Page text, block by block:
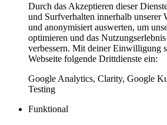
Durch das Akzeptieren dieser
und Surfverhalten innerhalb unserer
und anonymisiert auswerten, um
optimieren und das
verbessern. Mit deiner Einwilligung
Webseite folgende Drittdienste ein:
Google Analytics, Clarity, Google
Testing
Funktional